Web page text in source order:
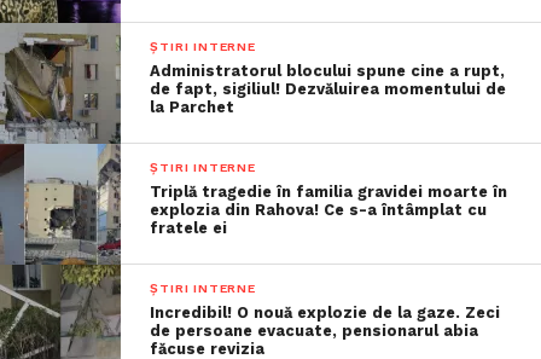
ȘTIRI INTERNE
Administratorul blocului spune cine a rupt,
de fapt, sigiliul! Dezvăluirea momentului de
la Parchet
ȘTIRI INTERNE
Triplă tragedie în familia gravidei moarte în
explozia din Rahova! Ce s-a întâmplat cu
fratele ei
ȘTIRI INTERNE
Incredibil! O nouă explozie de la gaze. Zeci
de persoane evacuate, pensionarul abia
făcuse revizia